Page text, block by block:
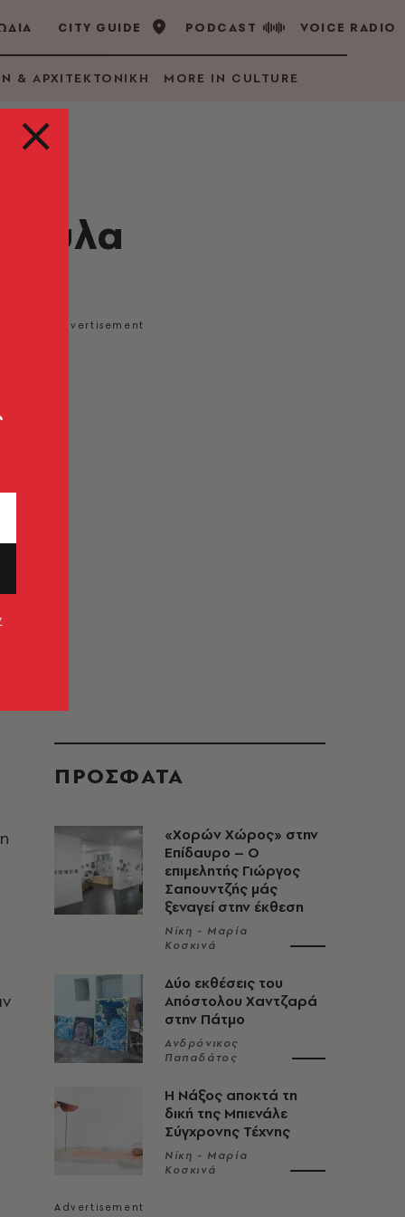
CITY GUIDE PODCAST VOICE RADIO
& ΑΡΧΙΤΕΚΤΟΝΙΚΗ MORE IN CULTURE
ΠΡΟΣΦΑΤΑ
«Χορών Χώρος» στην
Επίδαυρο – Ο
επιμελητής Γιώργος
Σαπουντζής μάς
ξεναγεί στην έκθεση
Νίκη - Μαρία
Κοσκινά
Δύο εκθέσεις του
Απόστολου Χαντζαρά
στην Πάτμο
Ανδρόνικος
Παπαδάτος
Η Νάξος αποκτά τη
δική της Μπιενάλε
Σύγχρονης Τέχνης
Νίκη - Μαρία
Κοσκινά